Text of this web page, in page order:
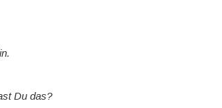
Du das?